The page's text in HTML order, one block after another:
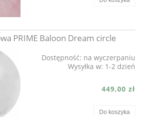
PRIME Baloon Dream circle
Dostępność: na wyczerpaniu
Wysyłka w: 1-2 dzień
449,00 zł
Do koszyka